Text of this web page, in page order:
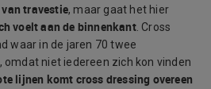
travestie, maar gaat het hier
voelt aan de binnenkant. Cross
waar in de jaren 70 twee
niet iedereen zich kon vinden
lijnen komt cross dressing overeen